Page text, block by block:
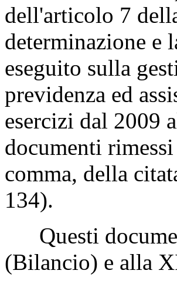
dell'articolo 7
determinazione e
eseguito sulla
previdenza ed
esercizi dal 2009
documenti
comma, della
134).
Questi
(Bilancio) e alla